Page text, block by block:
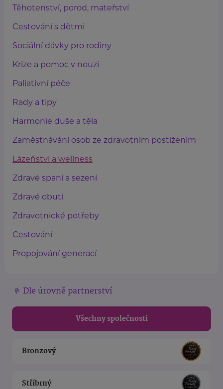
Těhotenství, porod, mateřství
Cestování s dětmi
Sociální dávky pro rodiny
Krize a pomoc v nouzi
Paliativní péče
Rady a tipy
Harmonie duše a těla
Zaměstnávání osob ze zdravotním postižením
Lázeňství a wellness
Zdravé spaní a sezení
Zdravé obutí
Zdravotnické potřeby
Cestování
Propojování generací
Dle úrovně partnerství
Všechny společnosti
Bronzový
Stříbrný